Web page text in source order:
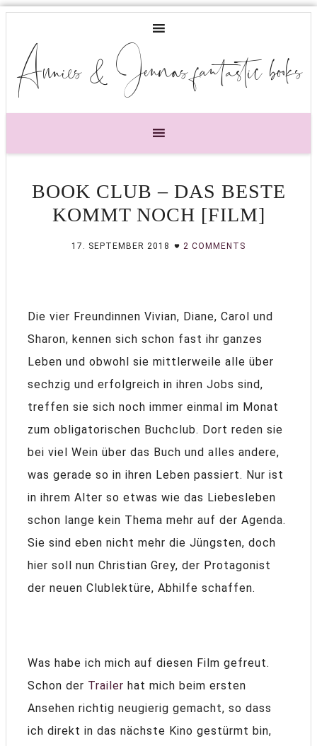
Annies & Jennas fantastic books
BOOK CLUB – DAS BESTE
KOMMT NOCH [FILM]
17. SEPTEMBER 2018 2 COMMENTS
Die vier Freundinnen Vivian, Diane, Carol und
Sharon, kennen sich schon fast ihr ganzes
Leben und obwohl sie mittlerweile alle über
sechzig und erfolgreich in ihren Jobs sind,
treffen sie sich noch immer einmal im Monat
zum obligatorischen Buchclub. Dort reden sie
bei viel Wein über das Buch und alles andere,
was gerade so in ihren Leben passiert. Nur ist
in ihrem Alter so etwas wie das Liebesleben
schon lange kein Thema mehr auf der Agenda.
Sie sind eben nicht mehr die Jüngsten, doch
hier soll nun Christian Grey, der Protagonist
der neuen Clublektüre, Abhilfe schaffen.
Was habe ich mich auf diesen Film gefreut.
Schon der Trailer hat mich beim ersten
Ansehen richtig neugierig gemacht, so dass
ich direkt in das nächste Kino gestürmt bin,